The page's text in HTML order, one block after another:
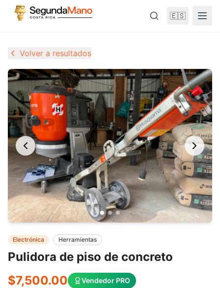
🇪🇸
Volver a resultados
Pulidora de piso de concreto
Electrónica Herramientas
$7,500.00 Vendedor PRO